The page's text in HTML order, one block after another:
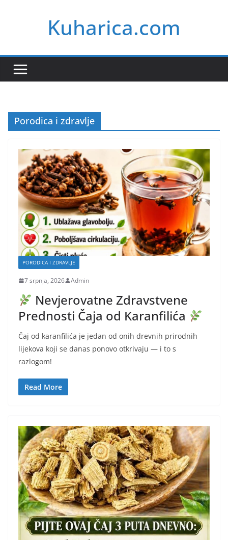
Kuharica.com
Porodica i zdravlje
PORODICA I ZDRAVLJE
7 srpnja, 2026 Admin
Nevjerovatne Zdravstvene
Prednosti Čaja od Karanfilića
Čaj od karanfilića je jedan od onih drevnih prirodnih
lijekova koji se danas ponovo otkrivaju — i to s
razlogom!
Read More